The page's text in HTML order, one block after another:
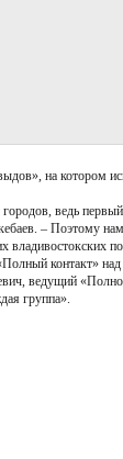
на котором
ведь
– Поэтому нам
владивостокских
контакт»
ведущий
группа».